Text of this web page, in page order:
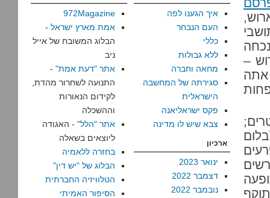
–
אתה
איך הגענו לפה
העם הנבחר
כללי
ללא גבולות
מחאה וחברה
סגירתה של המחשבה
הישראלית
פקס ישראליאנה
צבא שיש לו מדינה
ארכיון
ינואר 2023
דצמבר 2022
נובמבר 2022
972Magazine
אמת מארץ ישראל -
הבלוג המשובח של אייל
ניב
אתר "דעת אמת" -
התנועה לשחרור מהדת,
לקידום הנאורות
וההשכלה
אתר "הלל" - האגודה
ליוצאים בשאלה
בחזרה ללאמיה
הבלוג של "יש דין"
הטלוויזיה החברתית
הסיפור האמיתי